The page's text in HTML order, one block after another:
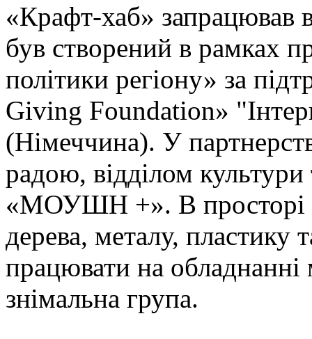
«Крафт-хаб» запрацював
був створений в рамках
політики регіону» за
Giving Foundation»
(Німеччина). У
радою, відділом
«МОУШН +». В просторі
дерева, металу, пластику
працювати на обладнанні
знімальна група.